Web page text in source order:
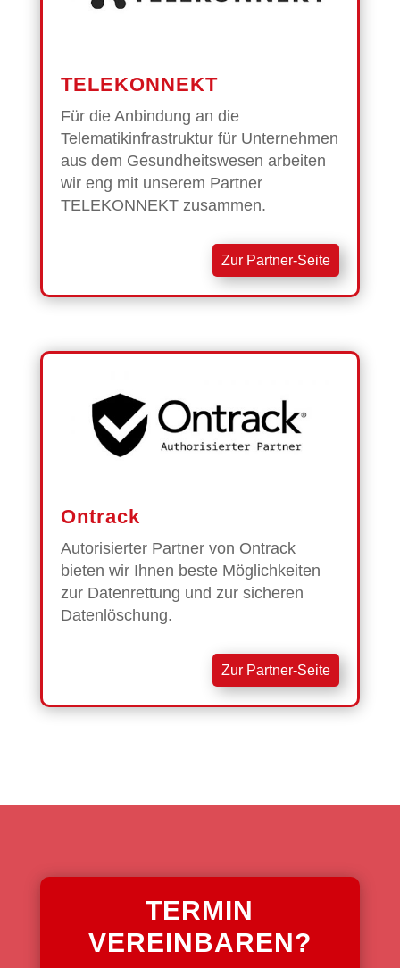
TELEKONNEKT
Für die Anbindung an die
Telematikinfrastruktur für Unternehmen
aus dem Gesundheitswesen arbeiten
wir eng mit unserem Partner
TELEKONNEKT zusammen.
Zur Partner-Seite
Ontrack
Autorisierter Partner von Ontrack
bieten wir Ihnen beste Möglichkeiten
zur Datenrettung und zur sicheren
Datenlöschung.
Zur Partner-Seite
TERMIN
VEREINBAREN?